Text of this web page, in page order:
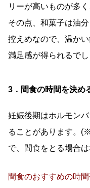
リーが高いものが多
その点、和菓子は油
控えめなので、温か
満足感が得られるでし
3．間食の時間を決め
妊娠後期はホルモン
ることがあります。
で、間食をとる場合
間食のおすすめの時